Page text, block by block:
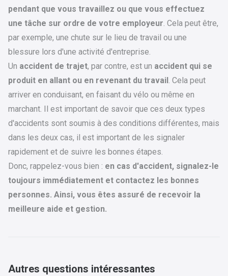
pendant que vous travaillez ou que vous effectuez
une tâche sur ordre de votre employeur. Cela peut être,
par exemple, une chute sur le lieu de travail ou une
blessure lors d'une activité d'entreprise.
Un accident de trajet, par contre, est un accident qui se
produit en allant ou en revenant du travail . Cela peut
arriver en conduisant, en faisant du vélo ou même en
marchant. Il est important de savoir que ces deux types
d'accidents sont soumis à des conditions différentes, mais
dans les deux cas, il est important de les signaler
rapidement et de suivre les bonnes étapes.
Donc, rappelez-vous bien : en cas d'accident, signalez-le
toujours immédiatement et contactez les bonnes
personnes. Ainsi, vous êtes assuré de recevoir la
meilleure aide et gestion.
Autres questions intéressantes